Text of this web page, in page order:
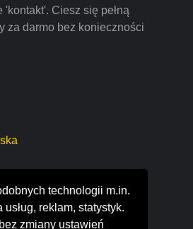
technologii m.in.
reklam, statystyk.
zmiany ustawień
'kontakt'. Ciesz się pełną
za darmo bez konieczności